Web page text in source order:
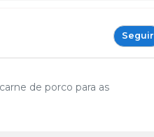
Seguir
de porco para as